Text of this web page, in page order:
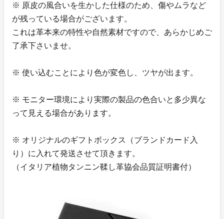
※ 原皮の風合いを生かした仕様のため、傷やムラなど
が残っている場合がございます。
これは革本来の特性や自然素材ですので、あらかじめご
了承下さいませ。
※ 使い込むことにより色が変色し、ツヤが出ます。
※ モニター環境により実際の製品の色合いと多少異な
って見える場合があります。
※ オリジナルのギフトボックス（ブランドカード入
り）に入れて発送させて頂きます。
（イタリア植物タンニン鞣し革協会品質証明書付）